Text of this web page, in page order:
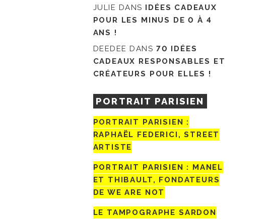
JULIE DANS IDÉES CADEAUX
POUR LES MINUS DE 0 À 4
ANS !
DEEDEE DANS 70 IDÉES
CADEAUX RESPONSABLES ET
CRÉATEURS POUR ELLES !
PORTRAIT PARISIEN
PORTRAIT PARISIEN :
RAPHAËL FEDERICI, STREET
ARTISTE
PORTRAIT PARISIEN : MANEL
ET THIBAULT, FONDATEURS
DE WE ARE NOT
LE TAMPOGRAPHE SARDON